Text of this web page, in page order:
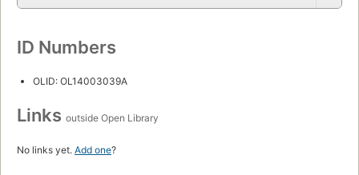
ID Numbers
OLID: OL14003039A
Links outside Open Library
No links yet. Add one?